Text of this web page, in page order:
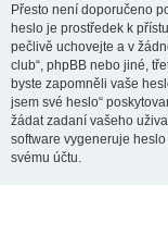
Přesto není doporučeno
heslo je prostředek k
pečlivě uchovejte a v
club“, phpBB nebo jiné,
byste zapomněli vaše
jsem své heslo“
žádat zadaní vašeho
software vygeneruje
svému účtu.